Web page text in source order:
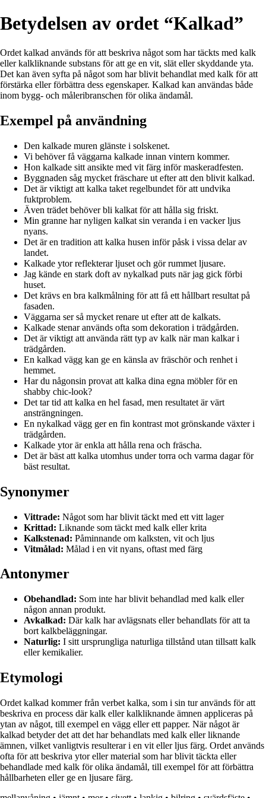
Betydelsen av ordet “Kalkad”
Ordet kalkad används för att beskriva något som har täckts med kalk
eller kalkliknande substans för att ge en vit, slät eller skyddande yta.
Det kan även syfta på något som har blivit behandlat med kalk för att
förstärka eller förbättra dess egenskaper. Kalkad kan användas både
inom bygg- och måleribranschen för olika ändamål.
Exempel på användning
Den kalkade muren glänste i solskenet.
Vi behöver få väggarna kalkade innan vintern kommer.
Hon kalkade sitt ansikte med vit färg inför maskeradfesten.
Byggnaden såg mycket fräschare ut efter att den blivit kalkad.
Det är viktigt att kalka taket regelbundet för att undvika
fuktproblem.
Även trädet behöver bli kalkat för att hålla sig friskt.
Min granne har nyligen kalkat sin veranda i en vacker ljus
nyans.
Det är en tradition att kalka husen inför påsk i vissa delar av
landet.
Kalkade ytor reflekterar ljuset och gör rummet ljusare.
Jag kände en stark doft av nykalkad puts när jag gick förbi
huset.
Det krävs en bra kalkmålning för att få ett hållbart resultat på
fasaden.
Väggarna ser så mycket renare ut efter att de kalkats.
Kalkade stenar används ofta som dekoration i trädgården.
Det är viktigt att använda rätt typ av kalk när man kalkar i
trädgården.
En kalkad vägg kan ge en känsla av fräschör och renhet i
hemmet.
Har du någonsin provat att kalka dina egna möbler för en
shabby chic-look?
Det tar tid att kalka en hel fasad, men resultatet är värt
ansträngningen.
En nykalkad vägg ger en fin kontrast mot grönskande växter i
trädgården.
Kalkade ytor är enkla att hålla rena och fräscha.
Det är bäst att kalka utomhus under torra och varma dagar för
bäst resultat.
Synonymer
Vittrade: Något som har blivit täckt med ett vitt lager
Krittad: Liknande som täckt med kalk eller krita
Kalkstenad: Påminnande om kalksten, vit och ljus
Vitmålad: Målad i en vit nyans, oftast med färg
Antonymer
Obehandlad: Som inte har blivit behandlad med kalk eller
någon annan produkt.
Avkalkad: Där kalk har avlägsnats eller behandlats för att ta
bort kalkbeläggningar.
Naturlig: I sitt ursprungliga naturliga tillstånd utan tillsatt kalk
eller kemikalier.
Etymologi
Ordet kalkad kommer från verbet kalka, som i sin tur används för att
beskriva en process där kalk eller kalkliknande ämnen appliceras på
ytan av något, till exempel en vägg eller ett papper. När något är
kalkad betyder det att det har behandlats med kalk eller liknande
ämnen, vilket vanligtvis resulterar i en vit eller ljus färg. Ordet används
ofta för att beskriva ytor eller material som har blivit täckta eller
behandlade med kalk för olika ändamål, till exempel för att förbättra
hållbarheten eller ge en ljusare färg.